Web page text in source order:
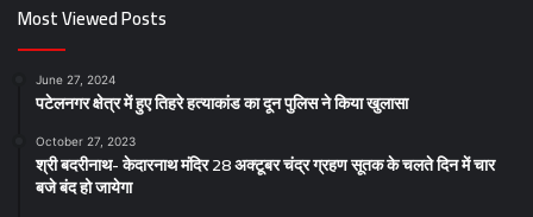
Most Viewed Posts
June 27, 2024
पटेलनगर क्षेत्र में हुए तिहरे हत्याकांड का दून पुलिस ने किया खुलासा
October 27, 2023
श्री बदरीनाथ- केदारनाथ मंदिर 28 अक्टूबर चंद्र ग्रहण सूतक के चलते दिन में चार
बजे बंद हो जायेगा